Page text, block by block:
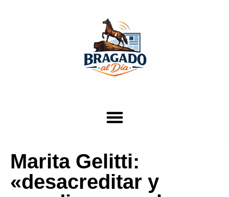
Marita Gelitti:
«desacreditar y